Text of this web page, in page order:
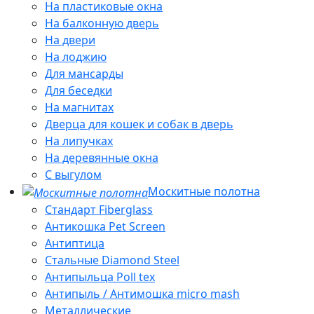
На пластиковые окна
На балконную дверь
На двери
На лоджию
Для мансарды
Для беседки
На магнитах
Дверца для кошек и собак в дверь
На липучках
На деревянные окна
С выгулом
Москитные полотна
Стандарт Fiberglass
Антикошка Pet Screen
Антиптица
Стальные Diamond Steel
Антипыльца Poll tex
Антипыль / Антимошка micro mash
Металлические